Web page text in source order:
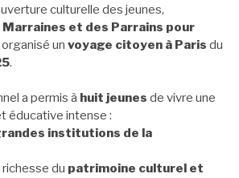
culturelle des jeunes,
Marraines et des Parrains pour
organisé un voyage citoyen à Paris du
.
a permis à huit jeunes de vivre une
éducative intense :
institutions de la
richesse du patrimoine culturel et